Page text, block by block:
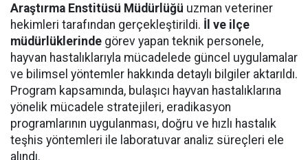
Araştırma Enstitüsü Müdürlüğü uzman veteriner
hekimleri tarafından gerçekleştirildi. İl ve ilçe
müdürlüklerinde görev yapan teknik personele,
hayvan hastalıklarıyla mücadelede güncel uygulamalar
ve bilimsel yöntemler hakkında detaylı bilgiler aktarıldı.
Program kapsamında, bulaşıcı hayvan hastalıklarına
yönelik mücadele stratejileri, eradikasyon
programlarının uygulanması, doğru ve hızlı hastalık
teşhis yöntemleri ile laboratuvar analiz süreçleri ele
alındı.